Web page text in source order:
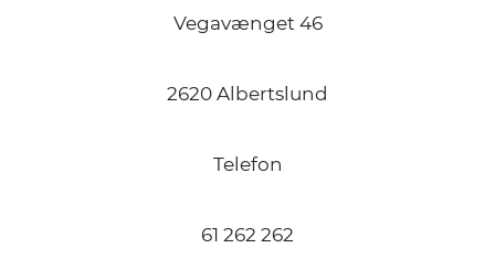
Vegavænget 46
2620 Albertslund
Telefon
61 262 262